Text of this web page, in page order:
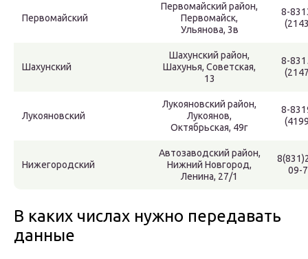
Первомайский
Первомайский район,
Первомайск,
Ульянова, 3в
8-
Шахунский
Шахунский район,
Шахунья, Советская,
13
8-
Лукояновский
Лукояновский район,
Лукоянов,
Октябрьская, 49г
8-
Нижегородский
Автозаводский район,
Нижний Новгород,
Ленина, 27/1
09-
В каких числах нужно передавать
данные